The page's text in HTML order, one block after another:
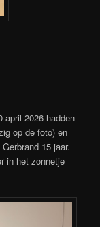
april 2026 hadden
op de foto) en
15 jaar.
in het zonnetje